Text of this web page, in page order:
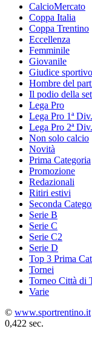
CalcioMercato
Coppa Italia
Coppa Trentino
Eccellenza
Femminile
Giovanile
Giudice sportivo
Hombre del
Il podio della
Lega Pro
Lega Pro 1ª Div.
Lega Pro 2ª Div.
Non solo calcio
Novità
Prima Categoria
Promozione
Redazionali
Ritiri estivi
Seconda
Serie B
Serie C
Serie C2
Serie D
Top 3 Prima
Tornei
Torneo Città di
Varie
© www.sportrentino.it
0,422 sec.